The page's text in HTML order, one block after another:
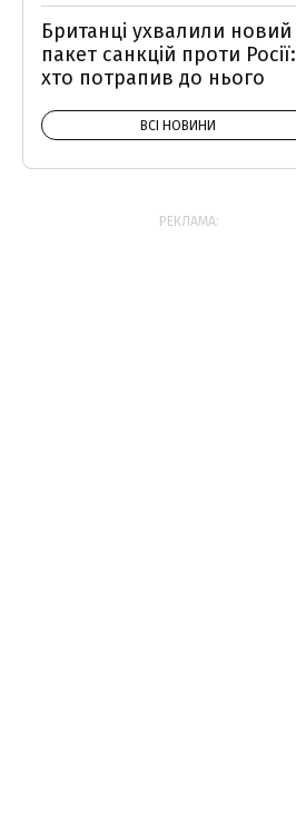
Британці ухвалили новий
пакет санкцій проти Росії:
хто потрапив до нього
ВСІ НОВИНИ
РЕКЛАМА: